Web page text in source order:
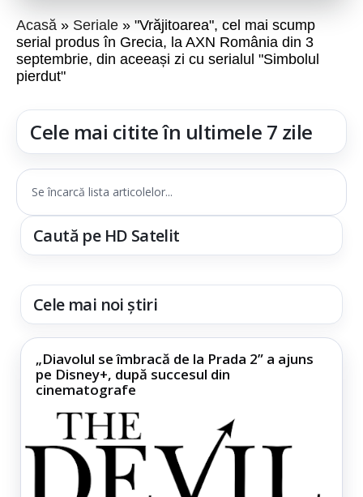
Acasă Seriale
"Vrăjitoarea", cel mai scump
serial produs în Grecia, la AXN România din 3
septembrie, din aceeași zi cu serialul "Simbolul
pierdut"
Cele mai citite în ultimele 7 zile
Se încarcă lista articolelor...
Caută pe HD Satelit
Cele mai noi știri
„Diavolul se îmbracă de la Prada 2” a ajuns
pe Disney+, după succesul din
cinematografe